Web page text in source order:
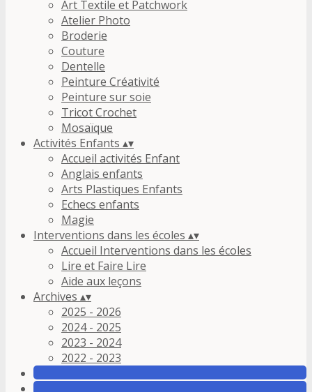
Art Textile et Patchwork
Atelier Photo
Broderie
Couture
Dentelle
Peinture Créativité
Peinture sur soie
Tricot Crochet
Mosaïque
Activités Enfants ▴▾
Accueil activités Enfant
Anglais enfants
Arts Plastiques Enfants
Echecs enfants
Magie
Interventions dans les écoles ▴▾
Accueil Interventions dans les écoles
Lire et Faire Lire
Aide aux leçons
Archives ▴▾
2025 - 2026
2024 - 2025
2023 - 2024
2022 - 2023